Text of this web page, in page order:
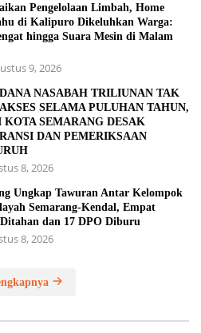
Pengelolaan Limbah, Home
di Kalipuro Dikeluhkan Warga:
hingga Suara Mesin di Malam
9, 2026
NASABAH TRILIUNAN TAK
SELAMA PULUHAN TAHUN,
KOTA SEMARANG DESAK
DAN PEMERIKSAAN
8, 2026
Ungkap Tawuran Antar Kelompok
Semarang-Kendal, Empat
dan 17 DPO Diburu
8, 2026